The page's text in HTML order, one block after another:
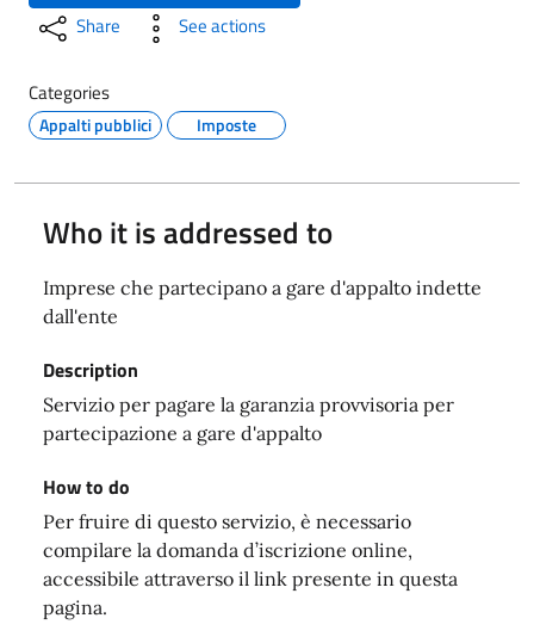
Share See actions
Categories
Appalti pubblici Imposte
Who it is addressed to
Imprese che partecipano a gare d'appalto indette
dall'ente
Description
Servizio per pagare la garanzia provvisoria per
partecipazione a gare d'appalto
How to do
Per fruire di questo servizio, è necessario
compilare la domanda d’iscrizione online,
accessibile attraverso il link presente in questa
pagina.